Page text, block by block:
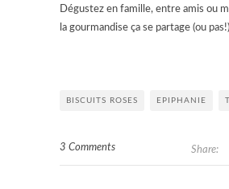
Dégustez en famille, entre amis ou
la gourmandise ça se partage (ou
BISCUITS ROSES EPIPHANIE
3 Comments Share: